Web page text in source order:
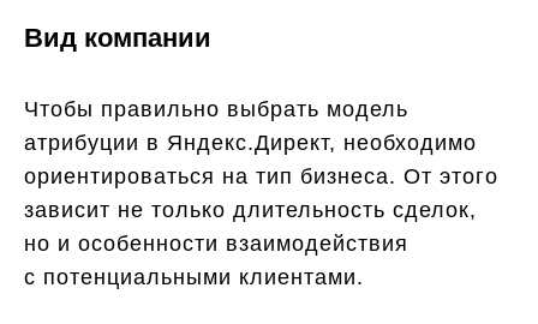
Вид компании
Чтобы правильно выбрать модель
атрибуции в Яндекс.Директ, необходимо
ориентироваться на тип бизнеса. От этого
зависит не только длительность сделок,
но и особенности взаимодействия
с потенциальными клиентами.